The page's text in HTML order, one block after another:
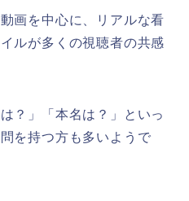
画を中心に、リアルな看
ルが多くの視聴者の共感
？」「本名は？」といっ
を持つ方も多いようで